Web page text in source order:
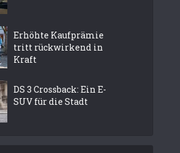
Erhöhte Kaufprämie
tritt rückwirkend in
Kraft
DS 3 Crossback: Ein E-
SUV für die Stadt